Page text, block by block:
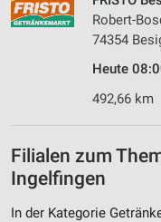
Robert-
74354
Heute
492,66 km
Filialen zum
Ingelfingen
In der Kategorie